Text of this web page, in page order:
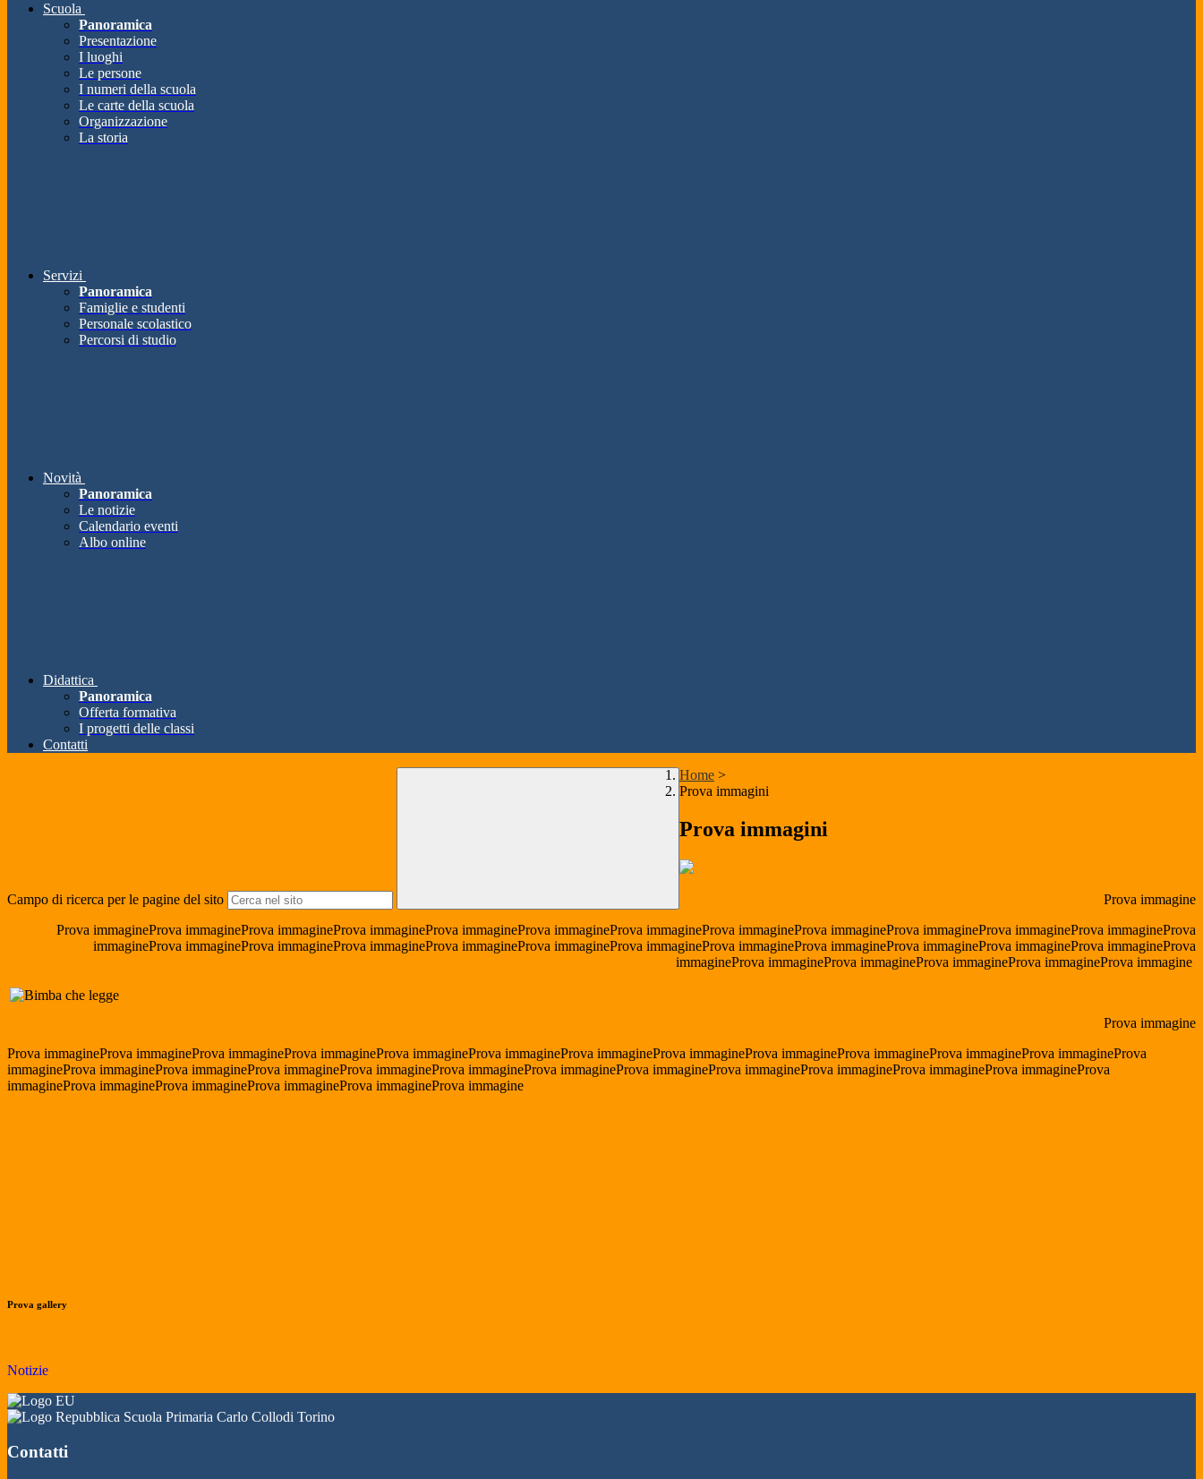
Scuola
Panoramica
Presentazione
I luoghi
Le persone
I numeri della scuola
Le carte della scuola
Organizzazione
La storia
Servizi
Panoramica
Famiglie e studenti
Personale scolastico
Percorsi di studio
Novità
Panoramica
Le notizie
Calendario eventi
Albo online
Didattica
Panoramica
Offerta formativa
I progetti delle classi
Contatti
Campo di ricerca per le pagine del sito
Home >
Prova immagini
Prova immagini
Prova immagine
Prova immagineProva immagineProva immagineProva immagineProva immagineProva immagineProva immagineProva immagineProva immagineProva immagineProva immagineProva immagineProva
immagineProva immagineProva immagineProva immagineProva immagineProva immagineProva immagineProva immagineProva immagineProva immagineProva immagineProva immagineProva
immagineProva immagineProva immagineProva immagineProva immagineProva immagine
Prova immagine
Prova immagineProva immagineProva immagineProva immagineProva immagineProva immagineProva immagineProva immagineProva immagineProva immagineProva immagineProva immagineProva
immagineProva immagineProva immagineProva immagineProva immagineProva immagineProva immagineProva immagineProva immagineProva immagineProva immagineProva immagineProva
immagineProva immagineProva immagineProva immagineProva immagineProva immagine
Prova gallery
Notizie
Scuola Primaria Carlo Collodi Torino
Contatti